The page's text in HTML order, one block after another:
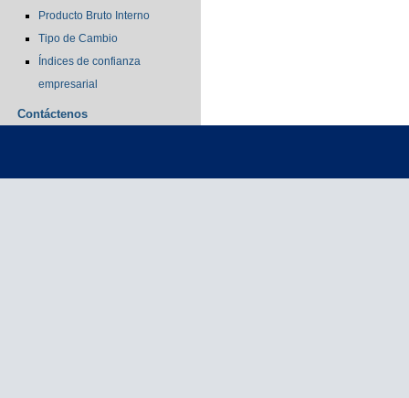
Producto Bruto Interno
Tipo de Cambio
Índices de confianza
empresarial
Contáctenos